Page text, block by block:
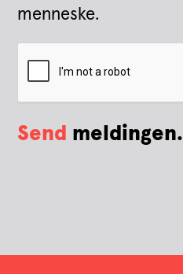
menneske.
Send meldingen.